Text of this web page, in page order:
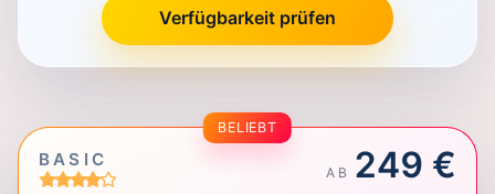
Verfügbarkeit prüfen
BELIEBT
BASIC
AB 249 €